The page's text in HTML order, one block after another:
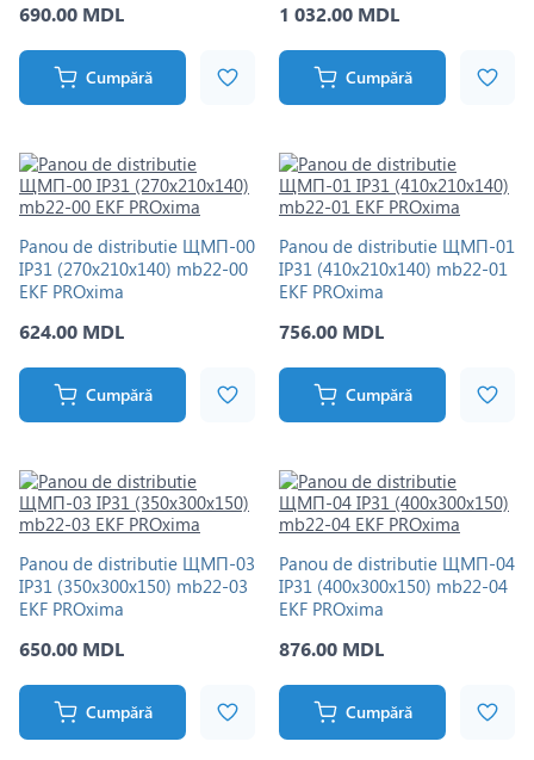
690.00 MDL
Cumpără
1 032.00 MDL
Cumpără
Panou de distributie ЩМП-00
IP31 (270х210х140) mb22-00
EKF PROxima
624.00 MDL
Cumpără
Panou de distributie ЩМП-01
IP31 (410х210х140) mb22-01
EKF PROxima
756.00 MDL
Cumpără
Panou de distributie ЩМП-03
IP31 (350х300х150) mb22-03
EKF PROxima
650.00 MDL
Cumpără
Panou de distributie ЩМП-04
IP31 (400х300х150) mb22-04
EKF PROxima
876.00 MDL
Cumpără